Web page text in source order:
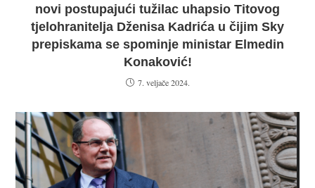
novi postupajući tužilac uhapsio Titovog
tjelohranitelja Dženisa Kadrića u čijim Sky
prepiskama se spominje ministar Elmedin
Konaković!
7. veljače 2024.